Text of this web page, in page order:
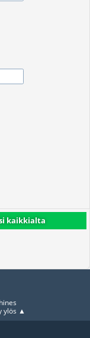
kaikkialta
ylös ▲